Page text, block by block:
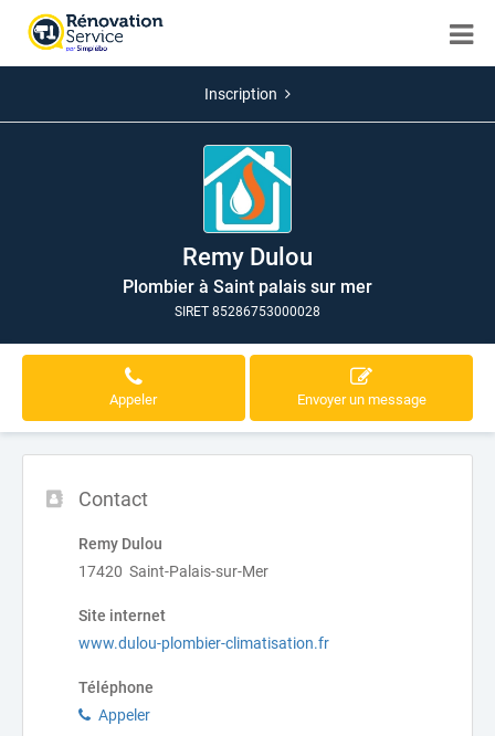
Inscription
Remy Dulou
Plombier à Saint palais sur mer
SIRET 85286753000028
Appeler Envoyer un message
Contact
Remy Dulou
17420 Saint-Palais-sur-Mer
Site internet
www.dulou-plombier-climatisation.fr
Téléphone
Appeler